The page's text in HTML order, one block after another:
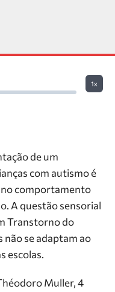
1x
de um
com autismo é
no comportamento
A questão sensorial
Transtorno do
se adaptam ao
escolas.
Muller, 4